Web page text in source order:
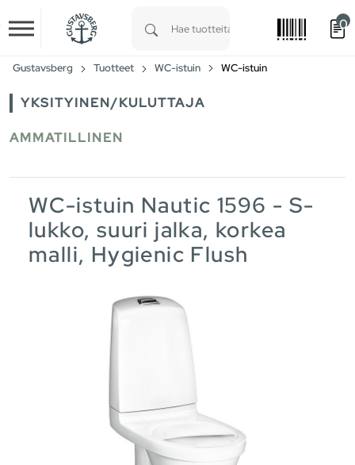
Skip to main content
0
Gustavsberg Tuotteet WC-istuin WC-istuin
YKSITYINEN/KULUTTAJA
AMMATILLINEN
WC-istuin Nautic 1596 - S-
lukko, suuri jalka, korkea
malli, Hygienic Flush